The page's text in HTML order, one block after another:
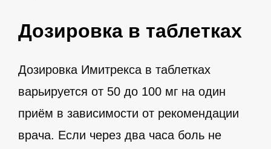
Дозировка в таблетках
Дозировка Имитрекса в таблетках
варьируется от 50 до 100 мг на один
приём в зависимости от рекомендации
врача. Если через два часа боль не